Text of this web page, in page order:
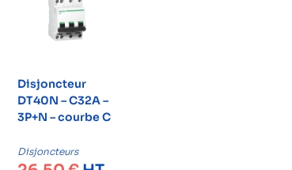
Disjoncteur
DT40N – C32A –
3P+N – courbe C
Disjoncteurs